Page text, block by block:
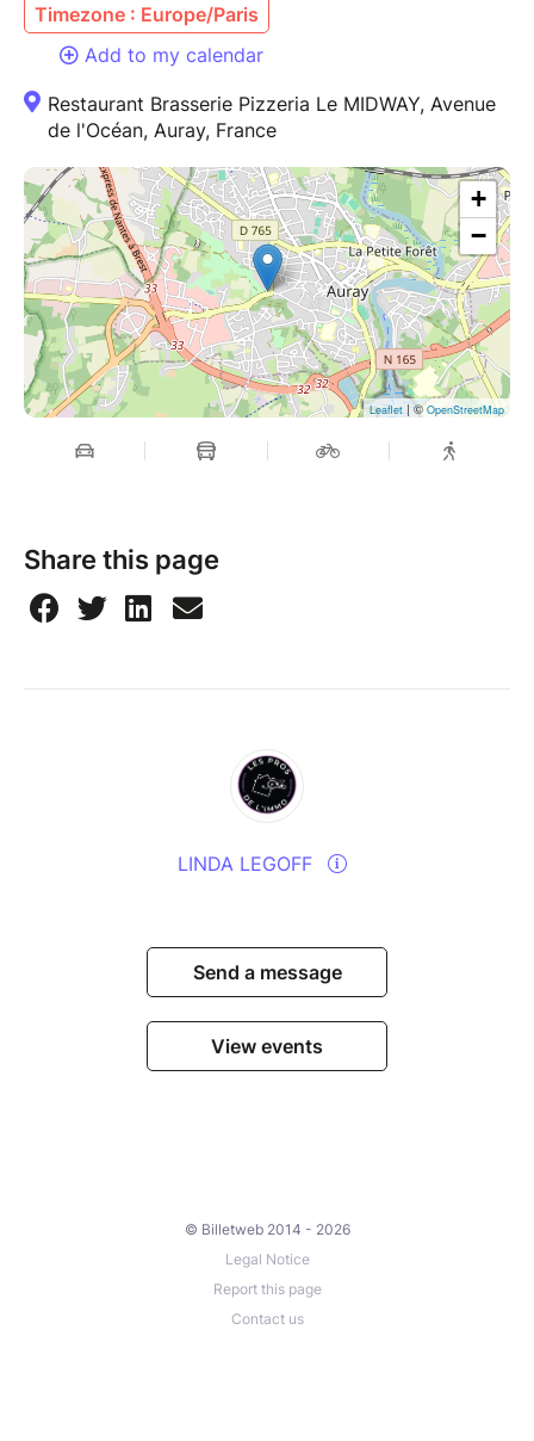
Timezone : Europe/Paris
Add to my calendar
Restaurant Brasserie Pizzeria Le MIDWAY, Avenue
de l'Océan, Auray, France
+
−
Leaflet| ©OpenStreetMap
Share this page
LINDA LEGOFF
Send a message
View events
© Billetweb 2014 - 2026
Legal Notice
Report this page
Contact us